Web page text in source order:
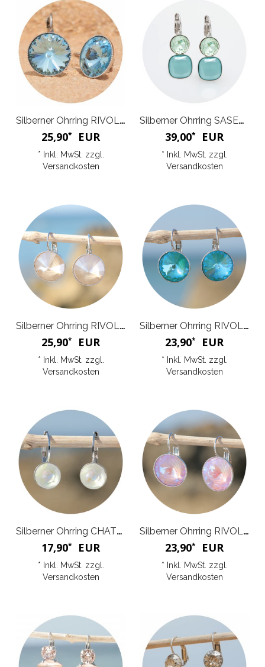
Silberner Ohrring RIVOLI G
25,90* EUR
* Inkl. MwSt. zzgl.
Versandkosten
Silberner Ohrring SASERRA
39,00* EUR
* Inkl. MwSt. zzgl.
Versandkosten
Silberner Ohrring RIVOLI G
25,90* EUR
* Inkl. MwSt. zzgl.
Versandkosten
Silberner Ohrring RIVOLI K
23,90* EUR
* Inkl. MwSt. zzgl.
Versandkosten
Silberner Ohrring CHATON
17,90* EUR
* Inkl. MwSt. zzgl.
Versandkosten
Silberner Ohrring RIVOLI K
23,90* EUR
* Inkl. MwSt. zzgl.
Versandkosten